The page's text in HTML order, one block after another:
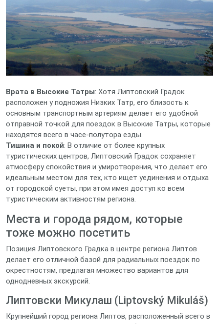
Врата в Высокие Татры: Хотя Липтовский Градок
расположен у подножия Низких Татр, его близость к
основным транспортным артериям делает его удобной
отправной точкой для поездок в Высокие Татры, которые
находятся всего в часе-полутора езды.
Тишина и покой: В отличие от более крупных
туристических центров, Липтовский Градок сохраняет
атмосферу спокойствия и умиротворения, что делает его
идеальным местом для тех, кто ищет уединения и отдыха
от городской суеты, при этом имея доступ ко всем
туристическим активностям региона.
Места и города рядом, которые
тоже можно посетить
Позиция Липтовского Градка в центре региона Липтов
делает его отличной базой для радиальных поездок по
окрестностям, предлагая множество вариантов для
однодневных экскурсий.
Липтовски Микулаш (Liptovský Mikuláš)
Крупнейший город региона Липтов, расположенный всего в